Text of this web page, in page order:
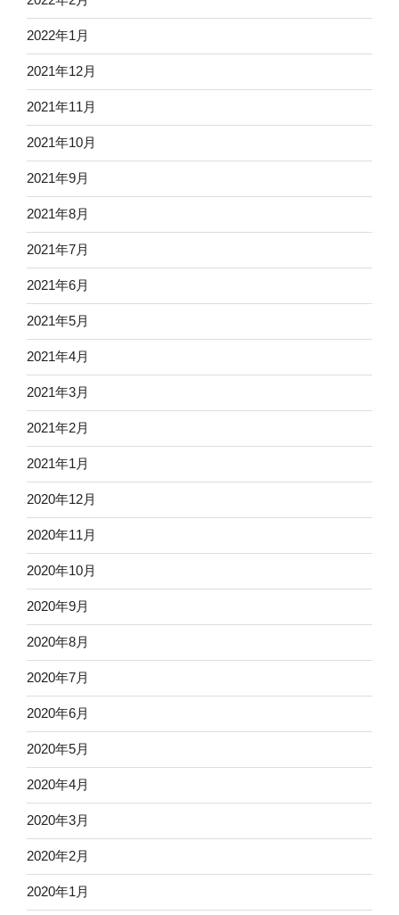
2022年1月
2021年12月
2021年11月
2021年10月
2021年9月
2021年8月
2021年7月
2021年6月
2021年5月
2021年4月
2021年3月
2021年2月
2021年1月
2020年12月
2020年11月
2020年10月
2020年9月
2020年8月
2020年7月
2020年6月
2020年5月
2020年4月
2020年3月
2020年2月
2020年1月